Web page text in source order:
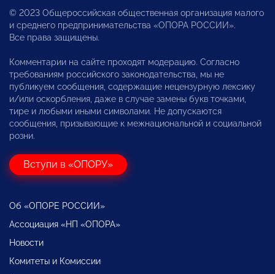
© 2023 Общероссийская общественная организация малого
и среднего предпринимательства «ОПОРА РОССИИ».
Все права защищены.
Комментарии на сайте проходят модерацию. Согласно
требованиям российского законодательства, мы не
публикуем сообщения, содержащие нецензурную лексику
и/или оскорбления, даже в случае замены букв точками,
тире и любыми иными символами. Не допускаются
сообщения, призывающие к межнациональной и социальной
розни.
Вступи в «ОПОРУ»
Об «ОПОРЕ РОССИИ»
Ассоциация «НП «ОПОРА»
Новости
Комитеты и Комиссии